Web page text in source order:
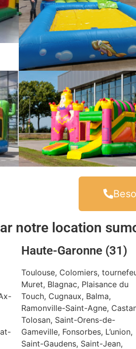
notre location
Haute-Garonne (31)
Toulouse, Colomiers,
Muret, Blagnac, Plaisance du
Touch, Cugnaux, Balma,
Ramonville-Saint-Agne,
Tolosan, Saint-Orens-de-
Gameville, Fonsorbes, L’union,
Saint-Gaudens, Saint-Jean,